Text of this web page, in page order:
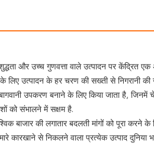
और उच्च गुणवत्ता वाले उत्पादन पर केंद्रित
उत्पादन के हर चरण की सख्ती से निगरानी की
उपकरण बनाने के लिए किया जाता है, जिनमें
को संभालने में सक्षम है.
बाजार की लगातार बदलती मांगों को पूरा करने के
से निकलने वाला प्रत्येक उत्पाद दुनिया भर